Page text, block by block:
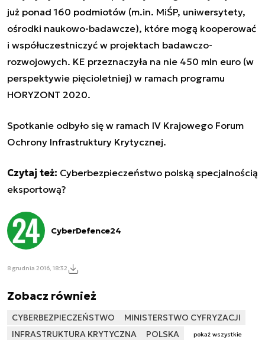
już ponad 160 podmiotów (m.in. MiŚP, uniwersytety,
ośrodki naukowo-badawcze), które mogą kooperować
i współuczestniczyć w projektach badawczo-
rozwojowych. KE przeznaczyła na nie 450 mln euro (w
perspektywie pięcioletniej) w ramach programu
HORYZONT 2020.
Spotkanie odbyło się w ramach IV Krajowego Forum
Ochrony Infrastruktury Krytycznej.
Czytaj też: Cyberbezpieczeństwo polską specjalnością
eksportową?
CyberDefence24
8 grudnia 2016, 18:32
Zobacz również
CYBERBEZPIECZEŃSTWO
MINISTERSTWO CYFRYZACJI
INFRASTRUKTURA KRYTYCZNA
POLSKA pokaż wszystkie